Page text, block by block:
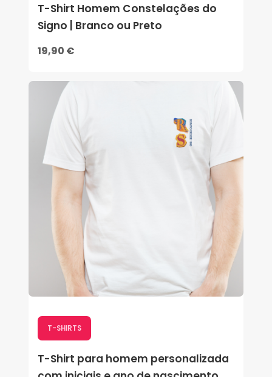
T-Shirt Homem Constelações do
Signo | Branco ou Preto
19,90 €
T-SHIRTS
T-Shirt para homem personalizada